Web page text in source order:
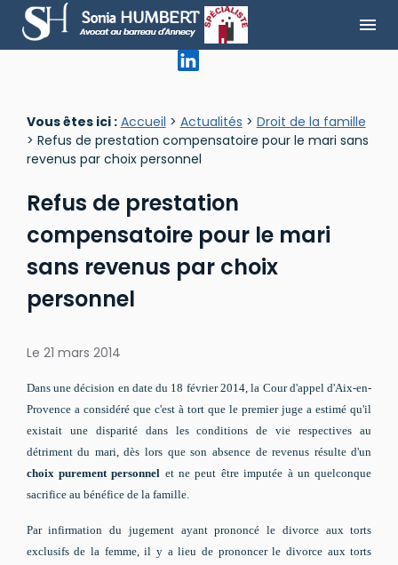
menu
Vous êtes ici : Accueil > Actualités > Droit de la famille
> Refus de prestation compensatoire pour le mari sans
revenus par choix personnel
Refus de prestation
compensatoire pour le mari
sans revenus par choix
personnel
Le 21 mars 2014
Dans une décision en date du 18 février 2014, la Cour d'appel d'Aix-en-
Provence a considéré que c'est à tort que le premier juge a estimé qu'il
existait une disparité dans les conditions de vie respectives au
détriment du mari, dès lors que son absence de revenus résulte d'un
choix purement personnel et ne peut être imputée à un quelconque
sacrifice au bénéfice de la famille.
Par infirmation du jugement ayant prononcé le divorce aux torts
exclusifs de la femme, il y a lieu de prononcer le divorce aux torts
Panneau de gestion des cookies